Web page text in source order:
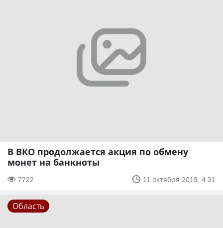
В ВКО продолжается акция по обмену
монет на банкноты
7722 11 октября 2019, 4:31
Область